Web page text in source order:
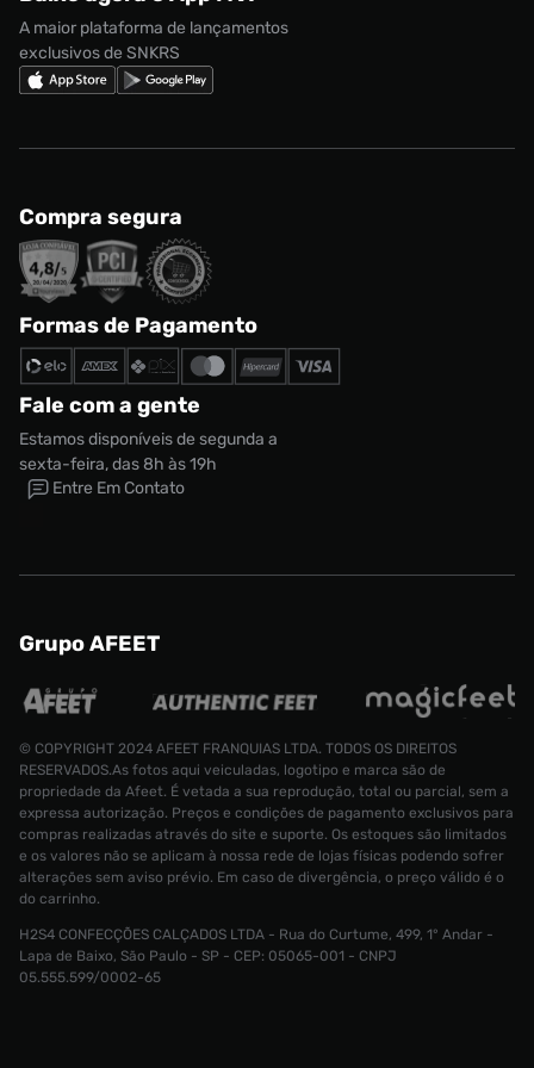
Tênis Puma RS-X Efekt Selflove Feminino
Nike Shox
Regulamento Cupom
A maior plataforma de lançamentos
exclusivos de SNKRS
Compra segura
Formas de Pagamento
Fale com a gente
Estamos disponíveis de segunda a
sexta-feira, das 8h às 19h
Entre Em Contato
Grupo AFEET
© COPYRIGHT 2024 AFEET FRANQUIAS LTDA. TODOS OS DIREITOS
RESERVADOS.As fotos aqui veiculadas, logotipo e marca são de
propriedade da Afeet. É vetada a sua reprodução, total ou parcial, sem a
expressa autorização. Preços e condições de pagamento exclusivos para
compras realizadas através do site e suporte. Os estoques são limitados
e os valores não se aplicam à nossa rede de lojas físicas podendo sofrer
alterações sem aviso prévio. Em caso de divergência, o preço válido é o
do carrinho.
H2S4 CONFECÇÕES CALÇADOS LTDA - Rua do Curtume, 499, 1° Andar -
Lapa de Baixo, São Paulo - SP - CEP: 05065-001 - CNPJ
05.555.599/0002-65